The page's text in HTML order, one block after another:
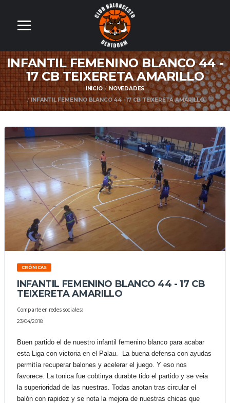
INFANTIL FEMENINO BLANCO 44 -
17 CB TEIXERETA AMARILLO
INICIO
NOVEDADES
INFANTIL FEMENINO BLANCO 44 - 17 CB TEIXERETA AMARILLO
CRÓNICAS
INFANTIL FEMENINO BLANCO 44 - 17 CB
TEIXERETA AMARILLO
Comparte en redes sociales:
23/04/2018
Buen partido el de nuestro infantil femenino blanco para acabar
esta Liga con victoria en el Palau. La buena defensa con ayudas
permitía recuperar balones y acelerar el juego. Y eso nos
favorece. La tonica fue cobtinya durabte tido el partido y se veia
la superioridad de las nuestras. Todas anotan tras circular el
balón con rapidez y se nota la mejora de nuestras chicas que